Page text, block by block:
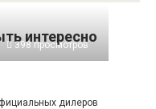
интересно
398 просмотров
дилеров